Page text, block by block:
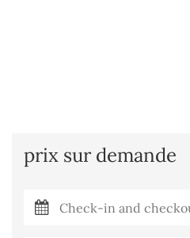
prix sur demande